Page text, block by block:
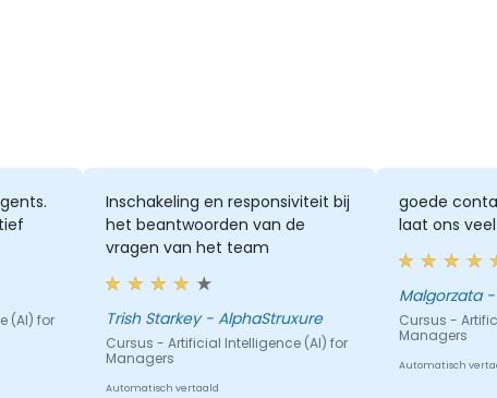
(AI) for
Inschakeling en responsiviteit bij
het beantwoorden van de
vragen van het team
Trish Starkey - AlphaStruxure
Cursus - Artificial Intelligence (AI) for
Managers
Automatisch vertaald
goede
laat ons
Cursus -
Managers
Automatisch